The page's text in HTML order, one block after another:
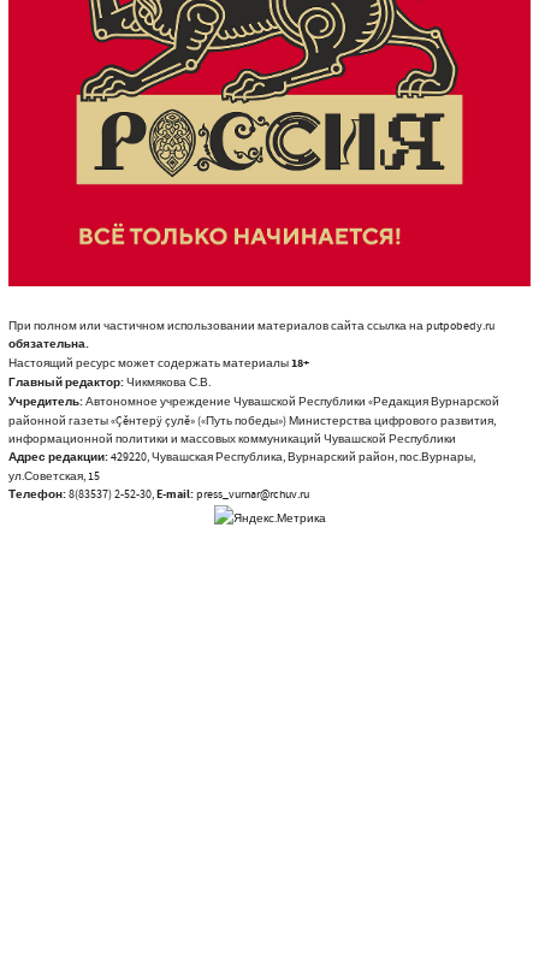
При полном или частичном использовании материалов сайта ссылка на putpobedy.ru
обязательна.
Настоящий ресурс может содержать материалы18+
Главный редактор:Чикмякова С.В.
Учредитель:Автономное учреждение Чувашской Республики «Редакция Вурнарской
районной газеты «Çĕнтерÿ çулĕ» («Путь победы») Министерства цифрового развития,
информационной политики и массовых коммуникаций Чувашской Республики
Адрес редакции:429220, Чувашская Республика, Вурнарский район, пос.Вурнары,
ул.Советская, 15
Телефон:8(83537) 2-52-30,E-mail:press_vurnar@rchuv.ru